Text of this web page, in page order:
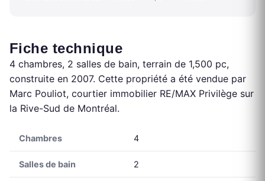
Fiche technique
4 chambres, 2 salles de bain, terrain de 1,500 pc,
construite en 2007. Cette propriété a été vendue par
Marc Pouliot, courtier immobilier RE/MAX Privilège sur
la Rive-Sud de Montréal.
Chambres 4
Salles de bain 2